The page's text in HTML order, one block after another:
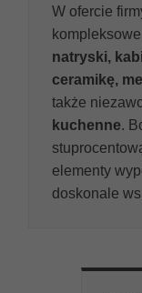
W ofercie
natryski,
ceramikę,
także
kuchenne.
elementy
doskonale